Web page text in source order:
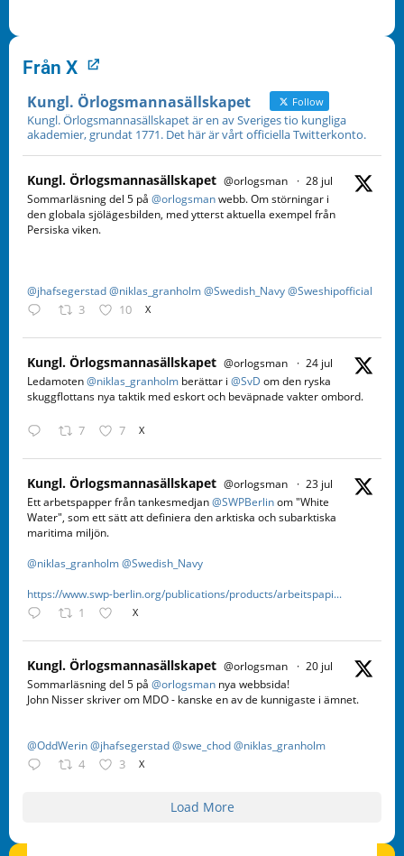
Från X
Kungl. Örlogsmannasällskapet Follow
Kungl. Örlogsmannasällskapet är en av Sveriges tio kungliga
akademier, grundat 1771. Det här är vårt officiella Twitterkonto.
Kungl. Örlogsmannasällskapet @orlogsman · 28 jul
Sommarläsning del 5 på @orlogsmanwebb. Om störningar i
den globala sjölägesbilden, med ytterst aktuella exempel från
Persiska viken.
@jhafsegerstad@niklas_granholm@Swedish_Navy@Sweshipofficial
3 10 X
Kungl. Örlogsmannasällskapet @orlogsman · 24 jul
Ledamoten@niklas_granholm berättar i @SvD om den ryska
skuggflottans nya taktik med eskort och beväpnade vakter ombord.
7 7 X
Kungl. Örlogsmannasällskapet @orlogsman · 23 jul
Ett arbetspapper från tankesmedjan@SWPBerlinom "White
Water", som ett sätt att definiera den arktiska och subarktiska
maritima miljön.
@niklas_granholm@Swedish_Navy
https://www.swp-berlin.org/publications/products/arbeitspapi...
1 X
Kungl. Örlogsmannasällskapet @orlogsman · 20 jul
Sommarläsning del 5 på @orlogsman nya webbsida!
John Nisser skriver om MDO - kanske en av de kunnigaste i ämnet.
@OddWerin@jhafsegerstad@swe_chod@niklas_granholm
4 3 X
Load More